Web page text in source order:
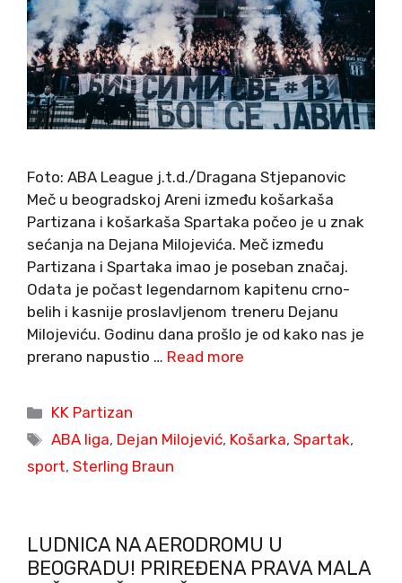
Foto: ABA League j.t.d./Dragana Stjepanovic
Meč u beogradskoj Areni između košarkaša
Partizana i košarkaša Spartaka počeo je u znak
sećanja na Dejana Milojevića. Meč između
Partizana i Spartaka imao je poseban značaj.
Odata je počast legendarnom kapitenu crno-
belih i kasnije proslavljenom treneru Dejanu
Milojeviću. Godinu dana prošlo je od kako nas je
prerano napustio … Read more
Categories
KK Partizan
Tags
ABA liga, Dejan Milojević, Košarka,Spartak,
sport, Sterling Braun
LUDNICA NA AERODROMU U
BEOGRADU! PRIREĐENA PRAVA MALA